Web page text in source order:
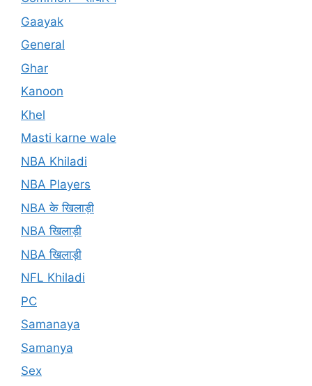
Gaayak
General
Ghar
Kanoon
Khel
Masti karne wale
NBA Khiladi
NBA Players
NBA के खिलाड़ी
NBA खिलाड़ी
NBA खिलाड़ी
NFL Khiladi
PC
Samanaya
Samanya
Sex